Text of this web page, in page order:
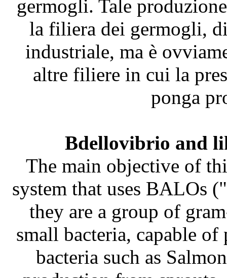
germogli. Tale
la filiera dei germogli,
industriale, ma è
altre filiere in cui la
ponga
Bdellovibrio and
The main objective of
system that uses BALOs
they are a group of
small bacteria, capable
bacteria such as